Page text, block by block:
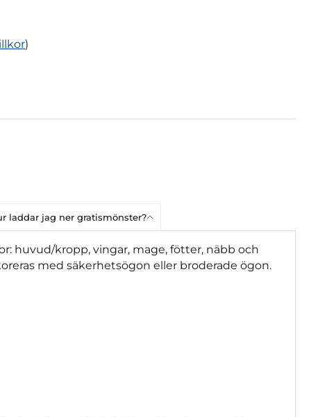
)
laddar jag ner gratismönster?
huvud/kropp, vingar, mage, fötter, näbb och
med säkerhetsögon eller broderade ögon.